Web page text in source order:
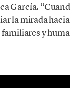
García.
la mirada
y